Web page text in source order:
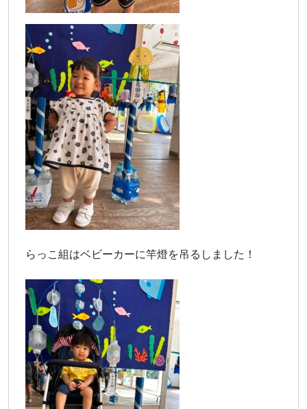
らっこ組はベビーカーに竿燈を吊るしました！